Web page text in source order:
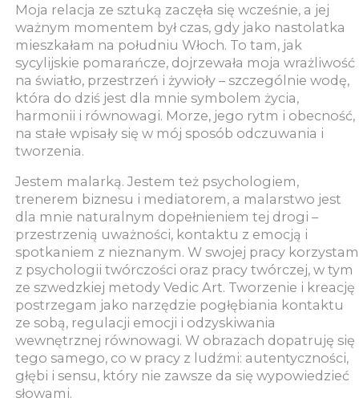
Moja relacja ze sztuką zaczęła się wcześnie, a jej
ważnym momentem był czas, gdy jako nastolatka
mieszkałam na południu Włoch. To tam, jak
sycylijskie pomarańcze, dojrzewała moja wrażliwość
na światło, przestrzeń i żywioły – szczególnie wodę,
która do dziś jest dla mnie symbolem życia,
harmonii i równowagi. Morze, jego rytm i obecność,
na stałe wpisały się w mój sposób odczuwania i
tworzenia.
Jestem malarką. Jestem też psychologiem,
trenerem biznesu i mediatorem, a malarstwo jest
dla mnie naturalnym dopełnieniem tej drogi –
przestrzenią uważności, kontaktu z emocją i
spotkaniem z nieznanym. W swojej pracy korzystam
z psychologii twórczości oraz pracy twórczej, w tym
ze szwedzkiej metody Vedic Art. Tworzenie i kreację
postrzegam jako narzędzie pogłębiania kontaktu
ze sobą, regulacji emocji i odzyskiwania
wewnętrznej równowagi. W obrazach dopatruję się
tego samego, co w pracy z ludźmi: autentyczności,
głębi i sensu, który nie zawsze da się wypowiedzieć
słowami.